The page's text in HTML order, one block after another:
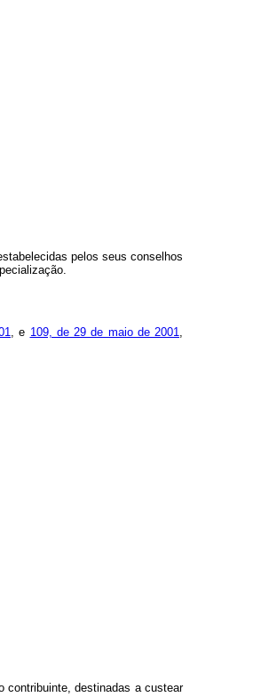
pelos seus conselhos
, e 109, de 29 de maio de 2001,
contribuinte, destinadas a custear